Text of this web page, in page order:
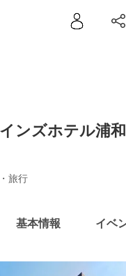
ンズホテル浦和
旅行
基本情報 イベ